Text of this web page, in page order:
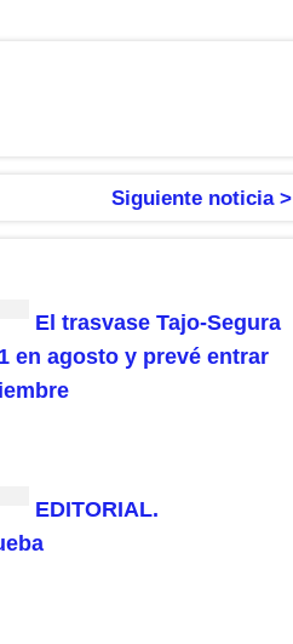
Siguiente noticia >
El trasvase Tajo-Segura
en agosto y prevé entrar
EDITORIAL.